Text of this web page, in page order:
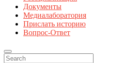
Документы
Медиалаборатория
Прислать историю
Вопрос-Ответ